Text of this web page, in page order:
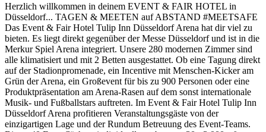
Herzlich willkommen in deinem EVENT & FAIR HOTEL in
Düsseldorf... TAGEN & MEETEN auf ABSTAND #MEETSAFE
Das Event & Fair Hotel Tulip Inn Düsseldorf Arena hat dir viel zu
bieten. Es liegt direkt gegenüber der Messe Düsseldorf und ist in die
Merkur Spiel Arena integriert. Unsere 280 modernen Zimmer sind
alle klimatisiert und mit 2 Betten ausgestattet. Ob eine Tagung direkt
auf der Stadionpromenade, ein Incentive mit Menschen-Kicker am
Grün der Arena, ein Großevent für bis zu 900 Personen oder eine
Produktpräsentation am Arena-Rasen auf dem sonst internationale
Musik- und Fußballstars auftreten. Im Event & Fair Hotel Tulip Inn
Düsseldorf Arena profitieren Veranstaltungsgäste von der
einzigartigen Lage und der Rundum Betreuung des Event-Teams.